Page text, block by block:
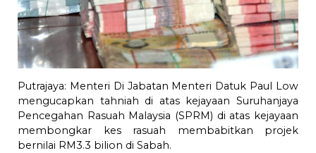
Putrajaya: Menteri Di Jabatan Menteri Datuk Paul Low
mengucapkan tahniah di atas kejayaan Suruhanjaya
Pencegahan Rasuah Malaysia (SPRM) di atas kejayaan
membongkar kes rasuah membabitkan projek
bernilai RM3.3 bilion di Sabah.